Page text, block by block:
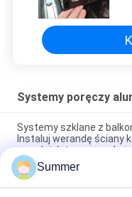
Systemy poręczy
Systemy szklane z
Instaluj werandę ściany
przednich terasowych
anodyzowane
w kształcie litery U do
Summer